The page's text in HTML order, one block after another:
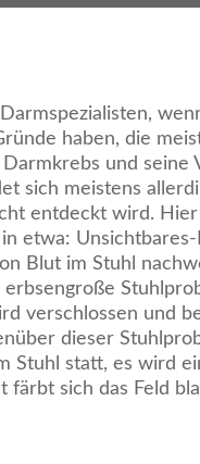
haben, die
und seine
sich meistens
entdeckt wird.
etwa: Unsichtbares-
Blut im Stuhl
erbsengroße
verschlossen und
dieser
Stuhl statt, es wird
färbt sich das Feld